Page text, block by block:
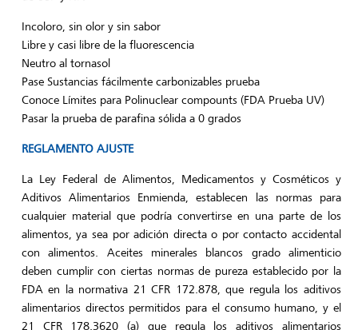
Incoloro, sin olor y sin sabor
Libre y casi libre de la fluorescencia
Neutro al tornasol
Pase Sustancias fácilmente carbonizables prueba
Conoce Límites para Polinuclear compounts (FDA Prueba UV)
Pasar la prueba de parafina sólida a 0 grados
REGLAMENTO AJUSTE
La Ley Federal de Alimentos, Medicamentos y Cosméticos y
Aditivos Alimentarios Enmienda, establecen las normas para
cualquier material que podría convertirse en una parte de los
alimentos, ya sea por adición directa o por contacto accidental
con alimentos. Aceites minerales blancos grado alimenticio
deben cumplir con ciertas normas de pureza establecido por la
FDA en la normativa 21 CFR 172.878, que regula los aditivos
alimentarios directos permitidos para el consumo humano, y el
21 CFR 178.3620 (a) que regula los aditivos alimentarios